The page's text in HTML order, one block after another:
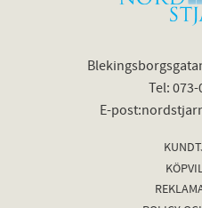
Tel: 073-
E-